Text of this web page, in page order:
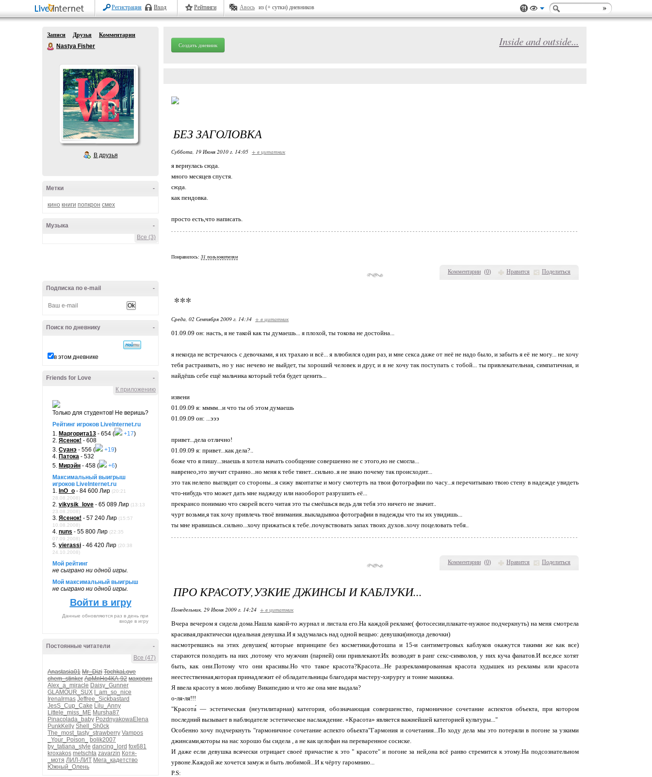
Регистрация Вход Рейтинги Авось из (+ сутки) дневников
Записи Друзья
Комментарии
Nastya Fisher
В друзья
-
Метки
кино книги попкрон смех
-
Музыка
Все (3)
-
Подписка по e-mail
-
Поиск по дневнику
в этом дневнике
-
Friends for Love
К приложению
Только для студентов! Не веришь?
Рейтинг игроков LiveInternet.ru
1. Маргорита13 - 654 ( +17)
2. Ясенок! - 608
3. Суанэ - 556 ( +19)
4. Патока - 532
5. Мирэйн - 458 ( +6)
Максимальный выигрыш
игроков LiveInternet.ru
1. InO_o - 84 600 Лир (20:21
28.08.2008)
2. vikysik_love - 65 089 Лир (13:13
23.08.2008)
3. Ясенок! - 57 240 Лир (15:57
10.08.2008)
4. nuns - 55 800 Лир (22:35
07.09.2008)
5. vierassi - 46 420 Лир (20:38
24.10.2008)
Мой рейтинг
не сыграно ни одной игры.
Мой максимальный выигрыш
не сыграно ни одной игры.
Войти в игру
Данные обновляются раз в день при
входе в игру
-
Постоянные читатели
Все (47)
Anastasia01 Mr_Dizi TochkaLove
chem_stinker АрМяНо4КА-92 махорин
Alex_a_miracle Daisy_Gunner
GLAMOUR_SUX
I_am_so_nice
IrenaIrmas Jeffree_Sickbastard
JesS_Cup_Cake Lilu_Anny
Littele_miss_ME Mursha87
Pinacolada_baby PozdnyakowaElena
PunkKelly Shell_Sh0ck
The_most_tasty_strawberry Vampos
_Your_Poison_
bolik2007
by_tatiana_style dancing_lord fox681
kroxakos metschta zavarzin Котя-
_мотя ЛИЛ-ЛИТ Мега_кадетство
Южный_Олень
Создать дневник Inside and outside...
Комментарии (0) Нравится Поделиться
БЕЗ ЗАГОЛОВКА
Суббота, 19 Июня 2010 г. 14:05 + в цитатник
я вернулась сюда.
много месяцев спустя.
сюда.
как пендовка.
просто есть,что написать.
Понравилось: 31 пользователям
Комментарии (0) Нравится Поделиться
***
Среда, 02 Сентября 2009 г. 14:34 + в цитатник
01.09.09 он: насть, я не такой как ты думаешь... я плохой, ты токова не достойна...
я некогда не встречаюсь с девочками, я их трахаю и всё... я влюбился один раз, и мне секса даже от неё не надо было, и забыть я её не могу... не хочу
тебя растраивать, но у нас нечево не выйдет, ты хороший человек и друг, и я не хочу так поступать с тобой... ты привлекательная, симпатичная, и
найдёшь себе ещё мальчика который тебя будет ценить...
извени
01.09.09 я: мммм...и что ты об этом думаешь
01.09.09 он: ...эээ
привет...дела отлично!
01.09.09 я: привет...как дела?..
боже что я пишу...знаешь я хотела начать сообщение совершенно не с этого,но не смогла...
навренео,это звучит странно...но меня к тебе тянет...сильно..я не знаю почему так происходит...
это так нелепо выглядит со стороны...я сижу вконтатке и могу смотерть на твои фотографии по часу...я перечитываю твою стену в надежде увидеть
что-нибудь что может дать мне наджеду или наооборот разрушить её...
прекрансо понимаю что скорей всего читая это ты смеёшься ведь для тебя это ничего не значит..
чурт возьми,я так хочу привлечь твоё внимания..выкладывюа фотографии в надежды что ты их увидишь...
ты мне нравишься..сильно...хочу прижаться к тебе..почувствовать запах твоих духов..хочу поцеловать тебя..
ПРО КРАСОТУ,УЗКИЕ ДЖИНСЫ И КАБЛУКИ...
Понедельник, 29 Июня 2009 г. 14:24 + в цитатник
Вчера вечером я сидела дома.Нашла какой-то журнал и листала его.На каждой рекламе( фотосесии,плакате-нужное подчеркнуть) на меня смотрела
красивая,практически идеальная девушка.И я задумалась над одной вещью: девушки(иногда девочки)
насмотревшись на этих девушек( которые впринципе без косметики,фотошпа и 15-и сантиметровых каблуков окажутся такими же как все)
стараются походить на них ,потому что мужчин (парней) они привлекают.Их возводят в ранг секс-символов, у них куча фанатов.И все,все хотят
быть, как они.Потому что они красивы.Но что такое красота?Красота...Не разрекламированная красота худышек из рекламы или красота
неестественная,которая принадлежит её обладательницы благодаря мастеру-хирургу и тонне макияжа.
Я ввела красоту в мою любиму Википедию и что же она мне выдала?
о-ля-ля!!!
"Красота́ — эстетическая (неутилитарная) категория, обозначающая совершенство, гармоничное сочетание аспектов объекта, при котором
последний вызывает в наблюдателе эстетическое наслаждение. «Красота» является важнейшей категорией культуры..."
Особенно хочу подчеркнуть "гармоничное сочетание аспекто обьекта"Гармония и сочетания...По ходу дела мы это потеряли в погоне за узкими
джинсами,которы на нас хорошо бы сидела , а не как целофан на переваренное сосиске.
И даже если девушка всячески отрицает своеё причастие к это " красоте" и погоне за ней,она всё ранво стремится к этому.На подсознательном
урвоне.Каждой же хочется замуж и быть любимой...И к чёрту гаромнию...
P.S: